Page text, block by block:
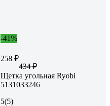
-41%
258 ₽
434 ₽
Щетка угольная Ryobi
5131033246
5(5)